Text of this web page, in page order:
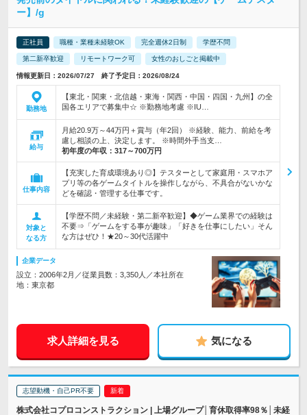
ー】/g
正社員 職種・業種未経験OK 完全週休2日制 学歴不問
第二新卒歓迎 リモートワーク可 女性のおしごと掲載中
情報更新日：2026/07/27 終了予定日：2026/08/24
勤務地
【東北・関東・北信越・東海・関西・中国・四国・九州】の全
国各エリアで募集中☆ ※勤務地考慮 ※IU…
給与
月給20.9万～44万円＋賞与（年2回） ※経験、能力、前給を考
慮し相談の上、決定します。 ※時間外手当支…
初年度の年収： 317～700万円
仕事内容
【充実した育成環境あり◎】テスターとして家庭用・スマホア
プリ等の各ゲームタイトルを操作しながら、不具合がないかな
どを確認・管理する仕事です。
対象と
なる方
【学歴不問／未経験・第二新卒歓迎】◆ゲーム業界での経験は
不要⇒「ゲームをする事が趣味」「好きを仕事にしたい」そん
な方はぜひ！★20～30代活躍中
企業データ
設立：2006年2月／従業員数：3,350人／本社所在
地：東京都
求人詳細を見る 気になる
志望動機・自己PR不要
株式会社コプロコンストラクション | 上場グループ│育休取得率98％│未経